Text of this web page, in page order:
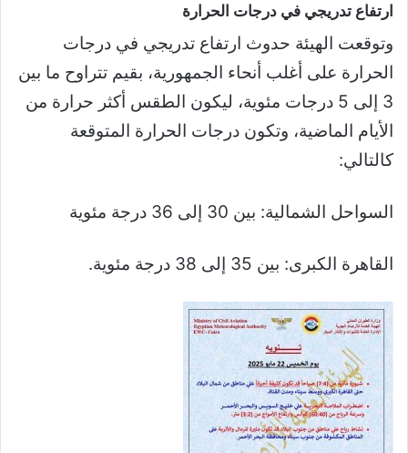
ارتفاع تدريجي في درجات الحرارة
وتوقعت الهيئة حدوث ارتفاع تدريجي في درجات
الحرارة على أغلب أنحاء الجمهورية، بقيم تتراوح ما بين
3 إلى 5 درجات مئوية، ليكون الطقس أكثر حرارة من
الأيام الماضية، وتكون درجات الحرارة المتوقعة
كالتالي:
السواحل الشمالية: بين 30 إلى 36 درجة مئوية
القاهرة الكبرى: بين 35 إلى 38 درجة مئوية.